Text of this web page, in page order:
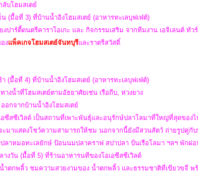
ลับโฮมสเตย์
(มื้อที่ 3) ที่บ้านน้ำอิงโฮมสเตย์ (อาหารทะเลบุฟเฟ่ต์)
ปาร์ตี้ดนตรีคาราโอเกะ และ กิจกรรมเสริม จากทีมงาน เอจิเลนต์ ทัวร์
งแพ็คเกจโฮมสเตย์จันทบุรีและราตรีสวัสดิ์
(มื้อที่ 4) ที่บ้านน้ำอิงโฮมสเตย์ (อาหารทะเลบุฟเฟ่ต์)
งน้ำที่โฮมสเตย์ตามอัธยาศัยเช่น เรือถีบ, ห่วงยาง
อกจากบ้านน้ำอิงโฮมสเตย์
อซีสซีเวิลด์ เป็นสถานที่เพาะพันธุ์และอนุรักษ์ปลาโลมาที่ใหญ่ที่สุดขอ
มาแสดงโชว์ความสามารถให้ชม นอกจากนี้ยังมีสวนสัตว์ ถ่ายรูปคู่
ลาหมอทะเลยักษ์ ป้อนนมปลาคราฟ สปาปลา ปั่นเรือโลมา ฯลฯ พักผ่
างวัน (มื้อที่ 5) ที่ร้านอาหารนทีของโอเอซีสซีเวิลด์
น้ำตกพลิ้ว ชมความสวยงามของ นํ้าตกพลิ้ว และธรรมชาติที่เขียวขจี